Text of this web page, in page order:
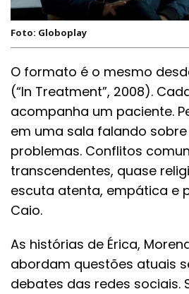
Foto: Globoplay
O formato é o mesmo
(“In Treatment”, 2008).
acompanha um paciente.
em uma sala falando
problemas. Conflitos
transcendentes, quase
escuta atenta, empática e
Caio.
As histórias de Érica,
abordam questões atuais
debates das redes sociais.